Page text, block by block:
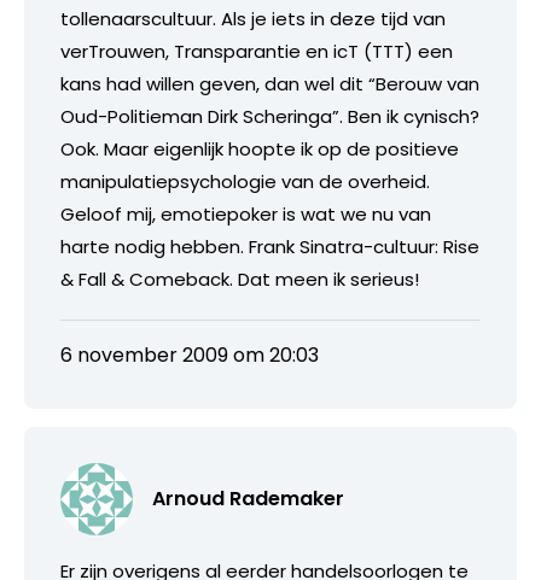
tollenaarscultuur. Als je iets in deze tijd van
verTrouwen, Transparantie en icT (TTT) een
kans had willen geven, dan wel dit “Berouw van
Oud-Politieman Dirk Scheringa”. Ben ik cynisch?
Ook. Maar eigenlijk hoopte ik op de positieve
manipulatiepsychologie van de overheid.
Geloof mij, emotiepoker is wat we nu van
harte nodig hebben. Frank Sinatra-cultuur: Rise
& Fall & Comeback. Dat meen ik serieus!
6 november 2009 om 20:03
Arnoud Rademaker
Er zijn overigens al eerder handelsoorlogen te